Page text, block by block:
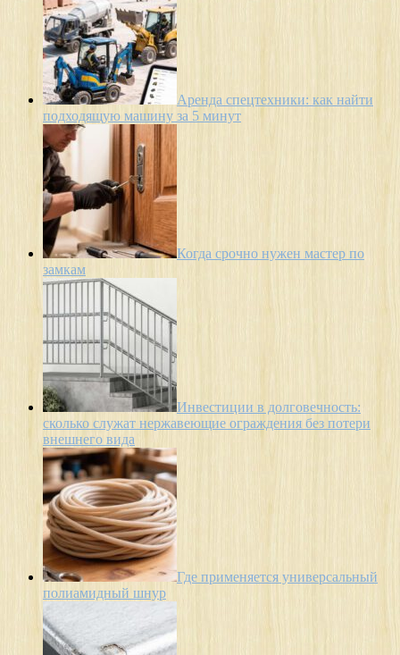
Аренда спецтехники: как найти
подходящую машину за 5 минут
Когда срочно нужен мастер по
замкам
Инвестиции в долговечность:
сколько служат нержавеющие ограждения без потери
внешнего вида
Где применяется универсальный
полиамидный шнур